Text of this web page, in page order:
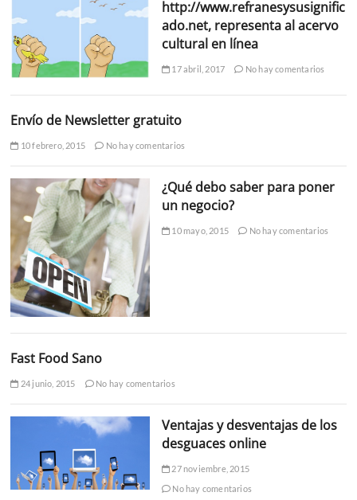
http://www.refranesysusignific
ado.net, representa al acervo
cultural en línea
17 abril, 2017 No hay comentarios
Envío de Newsletter gratuito
10 febrero, 2015 No hay comentarios
¿Qué debo saber para poner
un negocio?
10 mayo, 2015 No hay comentarios
Fast Food Sano
24 junio, 2015 No hay comentarios
Ventajas y desventajas de los
desguaces online
27 noviembre, 2015
No hay comentarios